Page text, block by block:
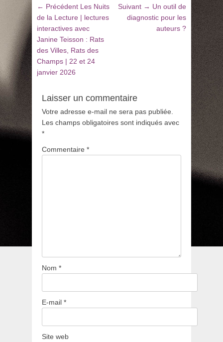
Navigation
de
l’article
← Précédent Article
précédent
:
Les Nuits
de la Lecture | lectures
interactives avec
Janine Teisson : Rats
des Villes, Rats des
Champs | 22 et 24
janvier 2026
Suivant → Article
suivant
Un outil de
diagnostic pour les
auteurs ?
Laisser un commentaire
Votre adresse e-mail ne sera pas publiée.
Les champs obligatoires sont indiqués avec
*
Commentaire *
Nom *
E-mail *
Site web